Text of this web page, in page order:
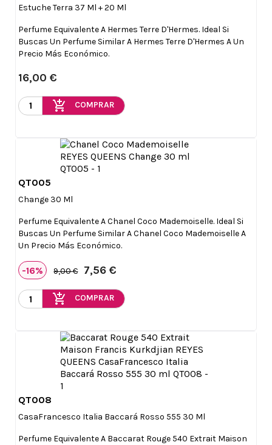
Estuche Terra 37 Ml + 20 Ml
Perfume Equivalente A Hermes Terre D'Hermes. Ideal Si
Buscas Un Perfume Similar A Hermes Terre D'Hermes A Un
Precio Más Económico.
16,00 €
add_shopping_cart COMPRAR
QT005
Change 30 Ml
Perfume Equivalente A Chanel Coco Mademoiselle. Ideal Si
Buscas Un Perfume Similar A Chanel Coco Mademoiselle A
Un Precio Más Económico.
-16% 9,00 € 7,56 €
add_shopping_cart COMPRAR
QT008
CasaFrancesco Italia Baccará Rosso 555 30 Ml
Perfume Equivalente A Baccarat Rouge 540 Extrait Maison